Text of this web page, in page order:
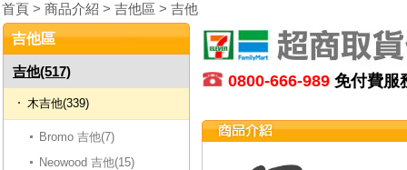
首頁 > 商品介紹 > 吉他區 > 吉他
吉他區
吉他(517)
木吉他(339)
Bromo 吉他(7)
Neowood 吉他(15)
0800-666-989 免付費